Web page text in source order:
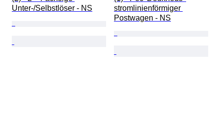
Unter-/Selbstlöser - NS
stromlinienförmiger
Postwagen - NS